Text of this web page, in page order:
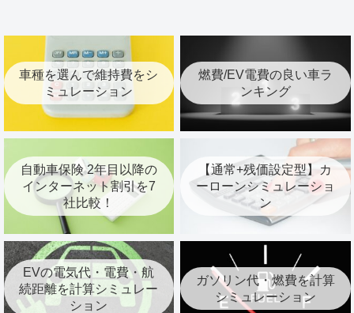
車種を選んで維持費をシ
ミュレーション
燃費/EV電費の良い車ラ
ンキング
自動車保険 2年目以降の
インターネット割引を7
社比較！
【通常+残価設定型】カ
ーローンシミュレーショ
ン
EVの電気代・電費・航
続距離を計算シミュレー
ション
ガソリン代・燃費を計算
シミュレーション